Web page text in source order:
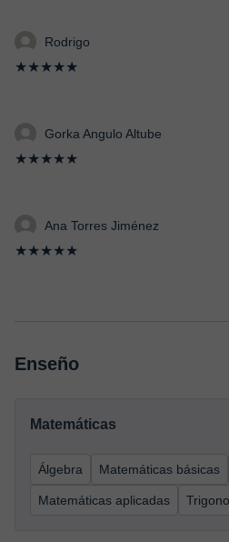
Rodrigo
★★★★★
Gorka Angulo Altube
★★★★★
Ana Torres Jiménez
★★★★★
Enseño
Matemáticas
Álgebra Matemáticas básicas
Matemáticas aplicadas